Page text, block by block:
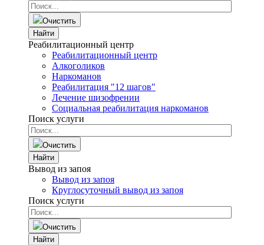
Очистить
Найти
Реабилитационный центр
Реабилитационный центр
Алкоголиков
Наркоманов
Реабилитация "12 шагов"
Лечение шизофрении
Социальная реабилитация наркоманов
Поиск услуги
Очистить
Найти
Вывод из запоя
Вывод из запоя
Круглосуточный вывод из запоя
Поиск услуги
Очистить
Найти